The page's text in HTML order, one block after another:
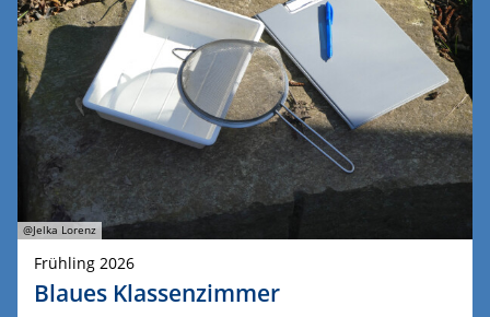
@Jelka Lorenz
Frühling 2026
Blaues Klassenzimmer